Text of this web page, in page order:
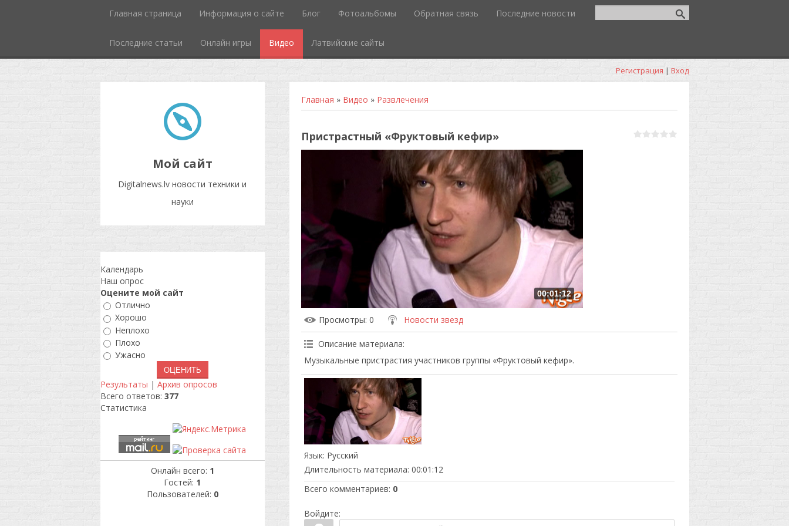
Главная страница Информация о сайте Блог Фотоальбомы Обратная связь Последние новости
Последние статьи Онлайн игры Видео Латвийские сайты
Регистрация | Вход
Мой сайт
Digitalnews.lv новости техники и
науки
Главная » Видео » Развлечения
Пристрастный «Фруктовый кефир»
00:01:12
Просмотры: 0 Новости звезд
Описание материала:
Музыкальные пристрастия участников группы «Фруктовый кефир».
Язык: Русский
Длительность материала: 00:01:12
Всего комментариев: 0
Войдите:
Календарь
Наш опрос
Оцените мой сайт
Отлично
Хорошо
Неплохо
Плохо
Ужасно
Результаты | Архив опросов
Всего ответов: 377
Статистика
Онлайн всего: 1
Гостей: 1
Пользователей: 0